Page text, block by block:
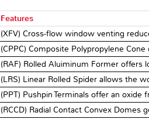
Features
(XFV) Cross-flow window venting
(CPPC) Composite Polypropylene
(RAF) Rolled Aluiminum Former offers
(LRS) Linear Rolled Spider allows the
(PPT) Pushpin Terminals offer an
(RCCD) Radial Contact Convex